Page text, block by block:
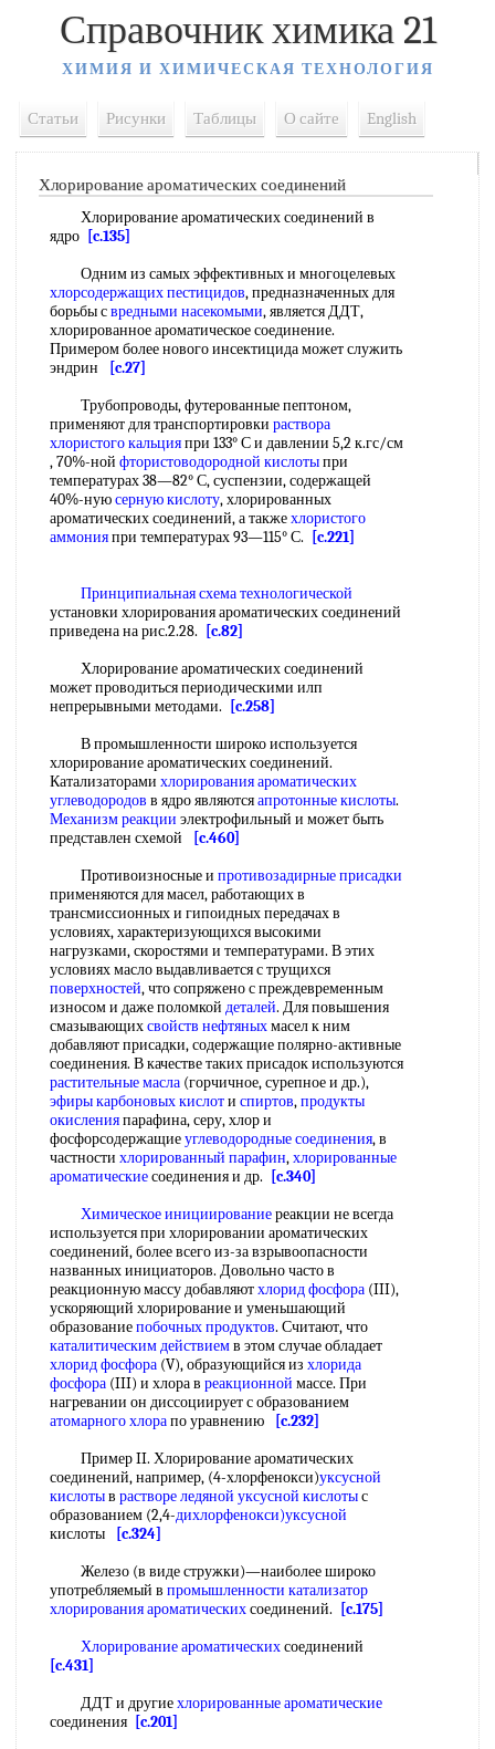
Справочник химика 21
ХИМИЯ И ХИМИЧЕСКАЯ ТЕХНОЛОГИЯ
Статьи Рисунки Таблицы О сайте English
Хлорирование ароматических соединений
Хлорирование ароматических соединений в
ядро [c.135]
Одним из самых эффективных и многоцелевых
хлорсодержащих пестицидов, предназначенных для
борьбы свредными насекомыми, является ДДТ,
хлорированное ароматическое соединение.
Примером более нового инсектицида может служить
эндрин
[c.27]
Трубопроводы, футерованные пептоном,
применяют для транспортировки раствора
хлористого кальцияпри 133° С и давлении 5,2 к.гс/см
, 70%-ной фтористоводородной кислотыпри
температурах 38—82° С, суспензии, содержащей
40%-нуюсерную кислоту, хлорированных
ароматических соединений, а такжехлористого
аммонияпри температурах 93—115° С. [c.221]
Принципиальная схема технологической
установки хлорирования ароматических соединений
приведена на рис.2.28.
[c.82]
Хлорирование ароматических соединений
может проводиться периодическими илп
непрерывными методами.
[c.258]
В промышленности широко используется
хлорирование ароматических соединений.
Катализаторами хлорирования ароматических
углеводородов в ядро являютсяапротонные кислоты.
Механизм реакции электрофильный и может быть
представлен схемой
[c.460]
Противоизносные и противозадирные присадки
применяются для масел, работающих в
трансмиссионных и гипоидных передачах в
условиях, характеризующихся высокими
нагрузками, скоростями и температурами. В этих
условиях масло выдавливается с трущихся
поверхностей, что сопряжено с преждевременным
износом и даже поломкой деталей. Для повышения
смазывающихсвойств нефтяныхмасел к ним
добавляют присадки, содержащие полярно-активные
соединения. В качестве таких присадок используются
растительные масла (горчичное, сурепное и др.),
эфиры карбоновых кислоти спиртов,продукты
окисленияпарафина, серу, хлор и
фосфорсодержащиеуглеводородные соединения, в
частности хлорированный парафин,хлорированные
ароматическиесоединения и др.
[c.340]
Химическое инициированиереакции не всегда
используется при хлорировании ароматических
соединений, более всего из-за взрывоопасности
названных инициаторов. Довольно часто в
реакционную массу добавляютхлорид фосфора (III),
ускоряющий хлорирование и уменьшающий
образованиепобочных продуктов. Считают, что
каталитическим действиемв этом случае обладает
хлорид фосфора (V), образующийся из хлорида
фосфора (III) и хлора в реакционной массе. При
нагревании он диссоциирует с образованием
атомарного хлорапо уравнению
[c.232]
Пример II. Хлорирование ароматических
соединений, например, (4-хлорфенокси)уксусной
кислотыв растворе ледяной уксусной кислотыс
образованием (2,4-дихлорфенокси)уксусной
кислоты
[c.324]
Железо (в виде стружки)—наиболее широко
употребляемый в промышленности катализатор
хлорирования ароматическихсоединений.
[c.175]
Хлорирование ароматическихсоединений
[c.431]
ДДТ и другиехлорированные ароматические
соединения [c.201]